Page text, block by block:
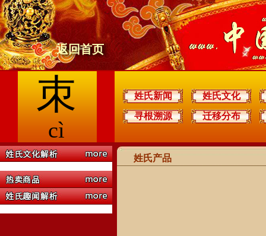
返回首页
朿
cì
姓氏新闻
姓氏文化
寻根溯源
迁移分布
姓氏产品